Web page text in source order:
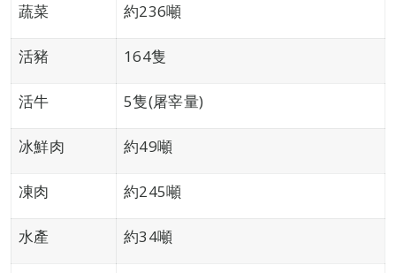
蔬菜 約236噸
活豬 164隻
活牛 5隻(屠宰量)
冰鮮肉 約49噸
凍肉 約245噸
水產 約34噸